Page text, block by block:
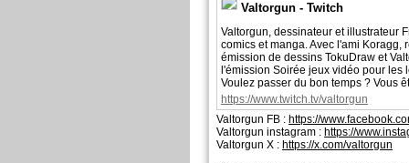
Valtorgun - Twitch
Valtorgun, dessinateur et illustrateur
comics et manga. Avec l'ami Koragg,
émission de dessins TokuDraw et
l'émission Soirée jeux vidéo pour les
Voulez passer du bon temps ? Vous
https://www.twitch.tv/valtorgun
Valtorgun FB : https://
Valtorgun instagram : https://
Valtorgun X : https://x.com/valtorgun